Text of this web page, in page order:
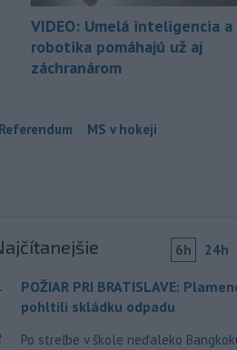
VIDEO: Umelá inteligencia a
robotika pomáhajú už aj
záchranárom
Referendum MS v hokeji
6h 24h
POŽIAR PRI BRATISLAVE:
pohltili skládku odpadu
Po streľbe v škole neďaleko